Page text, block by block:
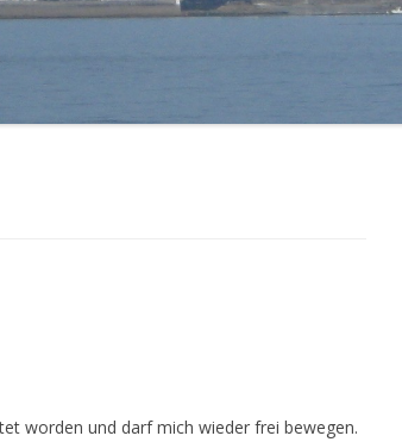
worden und darf mich wieder frei bewegen.